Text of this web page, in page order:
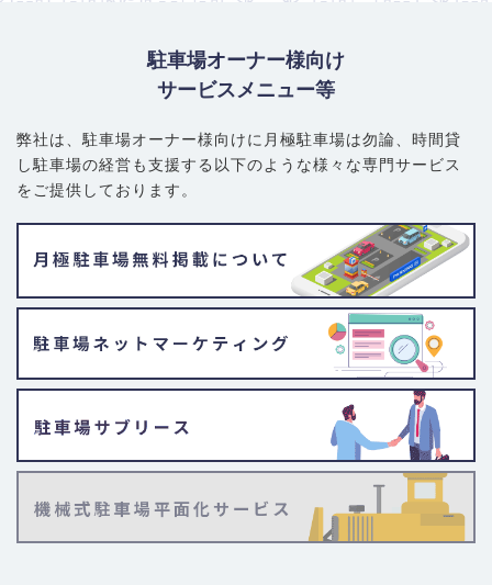
駐車場オーナー様向け
サービスメニュー等
弊社は、駐車場オーナー様向けに月極駐車場は勿論、 時間貸
し駐車場の経営も支援する以下のような様々な専門サービス
をご提供しております。